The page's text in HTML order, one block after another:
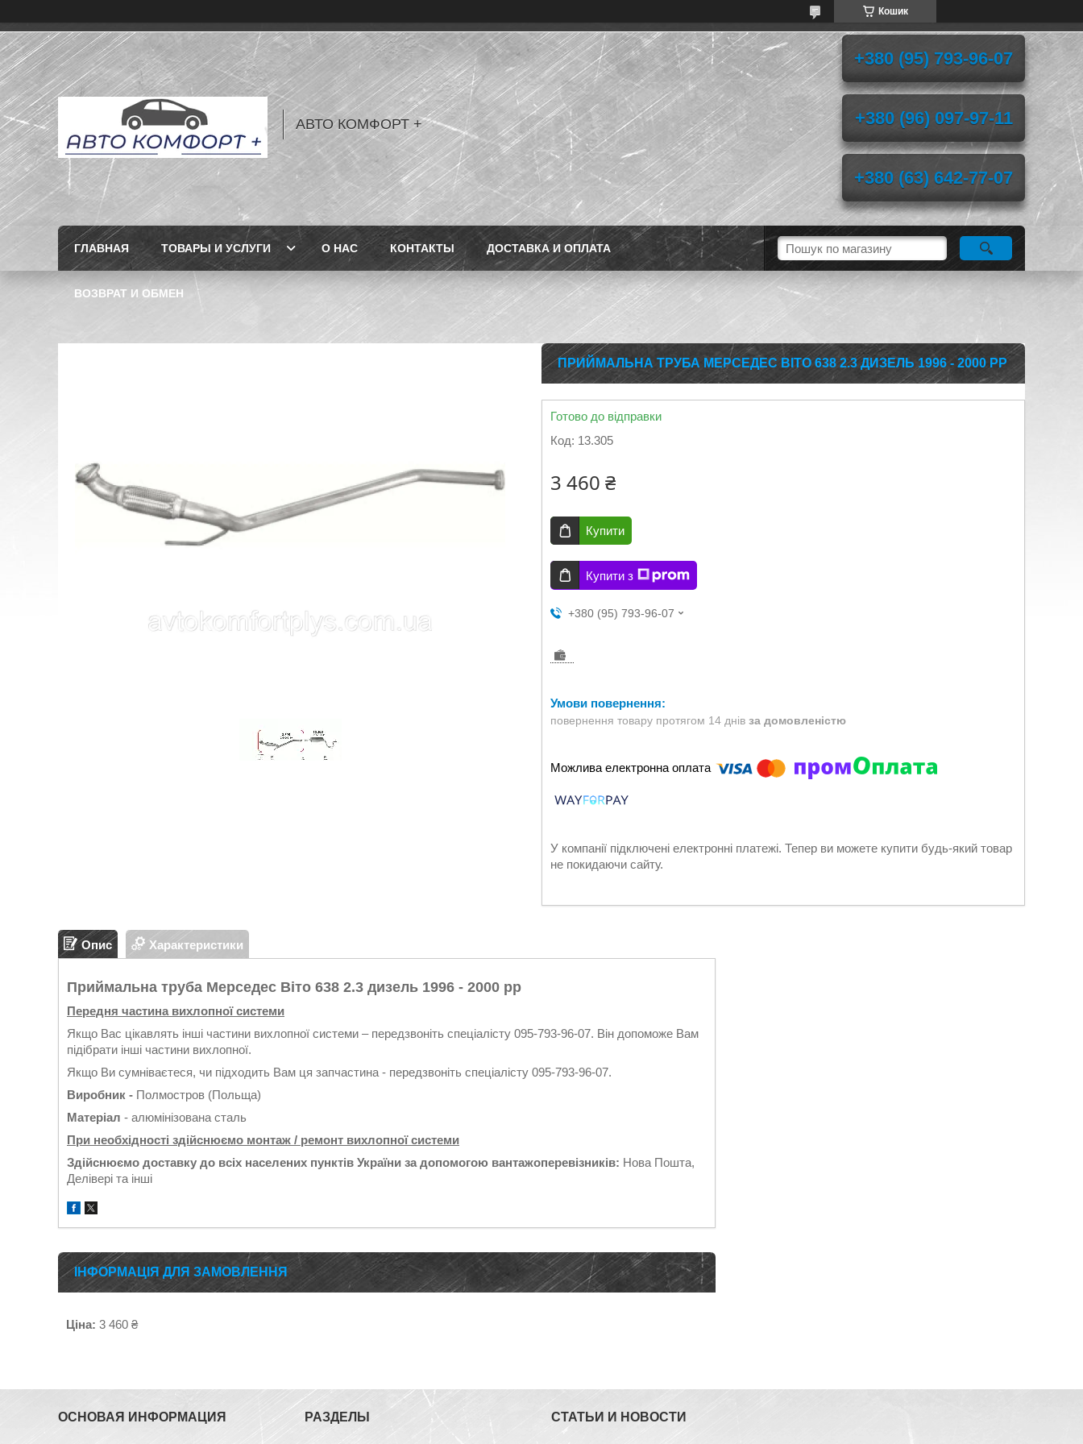
Кошик
АВТО КОМФОРТ +
+380 (95) 793-96-07
+380 (96) 097-97-11
+380 (63) 642-77-07
ГЛАВНАЯ ТОВАРЫ И УСЛУГИ О НАС КОНТАКТЫ ДОСТАВКА И ОПЛАТА
ВОЗВРАТ И ОБМЕН
ПРИЙМАЛЬНА ТРУБА МЕРСЕДЕС ВІТО 638 2.3 ДИЗЕЛЬ 1996 - 2000 РР
Готово до відправки
Код: 13.305
3 460 ₴
Купити
Купити з
+380 (95) 793-96-07
повернення товару протягом 14 днів за домовленістю
У компанії підключені електронні платежі. Тепер ви можете купити будь-який товар
не покидаючи сайту.
Опис Характеристики
Приймальна труба Мерседес Віто 638 2.3 дизель 1996 - 2000 рр
Передня частина вихлопної системи
Якщо Вас цікавлять інші частини вихлопної системи – передзвоніть спеціалісту 095-793-96-07. Він допоможе Вам
підібрати інші частини вихлопної.
Якщо Ви сумніваєтеся, чи підходить Вам ця запчастина - передзвоніть спеціалісту 095-793-96-07.
Виробник - Полмостров (Польща)
Матеріал - алюмінізована сталь
При необхідності здійснюємо монтаж / ремонт вихлопної системи
Здійснюємо доставку до всіх населених пунктів України за допомогою вантажоперевізників: Нова Пошта,
Делівері та інші
ІНФОРМАЦІЯ ДЛЯ ЗАМОВЛЕННЯ
Ціна: 3 460 ₴
ОСНОВАЯ ИНФОРМАЦИЯ РАЗДЕЛЫ СТАТЬИ И НОВОСТИ